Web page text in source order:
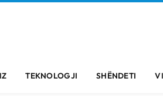
TEKNOLOGJI SHËNDETI